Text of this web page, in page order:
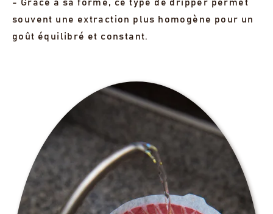
- Grâce à sa forme, ce type de dripper permet
souvent une extraction plus homogène pour un
goût équilibré et constant.